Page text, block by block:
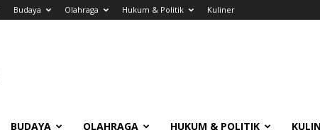
Budaya Olahraga Hukum & Politik Kuliner
BUDAYA OLAHRAGA HUKUM & POLITIK